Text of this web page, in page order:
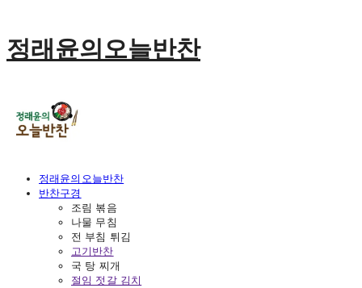
정래윤의오늘반찬
정래윤의오늘반찬
반찬구경
조림 볶음
나물 무침
전 부침 튀김
고기반찬
국 탕 찌개
절임 젓갈 김치